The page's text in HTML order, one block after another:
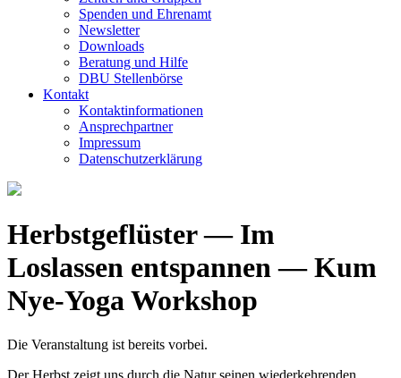
Spenden und Ehrenamt
Newsletter
Downloads
Beratung und Hilfe
DBU Stellenbörse
Kontakt
Kontaktinformationen
Ansprechpartner
Impressum
Datenschutzerklärung
Herbstgeflüster — Im
Loslassen entspannen — Kum
Nye-Yoga Workshop
Die Veranstaltung ist bereits vorbei.
Der Herbst zeigt uns durch die Natur seinen wiederkehrenden